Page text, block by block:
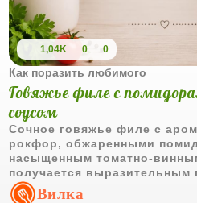
1,04K 0 0
Как поразить любимого
Говяжье филе с
соусом
Сочное говяжье филе с
рокфор, обжаренными
насыщенным томатно-
получается выразительным
подходит для семейного
Вилка